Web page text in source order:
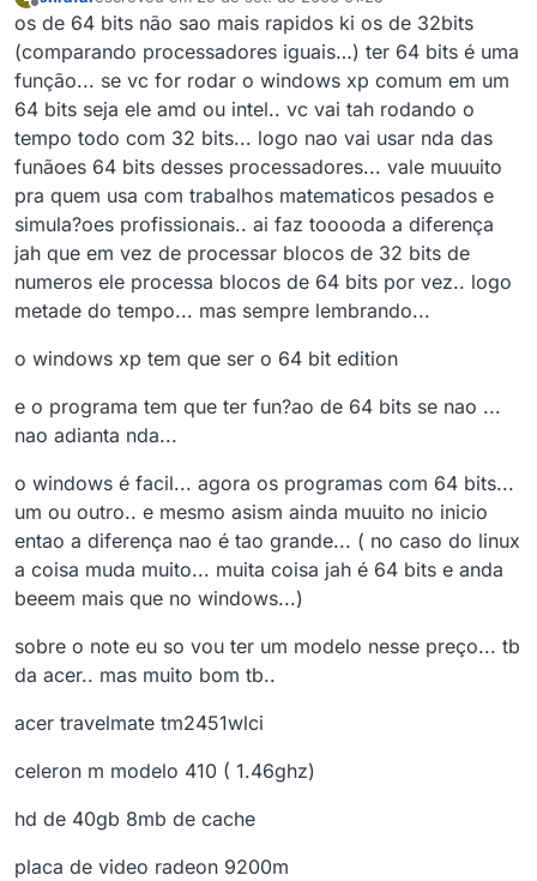
Offline última edição por
os de 64 bits não sao mais rapidos ki os de 32bits
(comparando processadores iguais…) ter 64 bits é uma
função... se vc for rodar o windows xp comum em um
64 bits seja ele amd ou intel.. vc vai tah rodando o
tempo todo com 32 bits... logo nao vai usar nda das
funãoes 64 bits desses processadores... vale muuuito
pra quem usa com trabalhos matematicos pesados e
simula?oes profissionais.. ai faz tooooda a diferença
jah que em vez de processar blocos de 32 bits de
numeros ele processa blocos de 64 bits por vez.. logo
metade do tempo... mas sempre lembrando...
o windows xp tem que ser o 64 bit edition
e o programa tem que ter fun?ao de 64 bits se nao ...
nao adianta nda...
o windows é facil... agora os programas com 64 bits...
um ou outro.. e mesmo asism ainda muuito no inicio
entao a diferença nao é tao grande... ( no caso do linux
a coisa muda muito... muita coisa jah é 64 bits e anda
beeem mais que no windows...)
sobre o note eu so vou ter um modelo nesse preço... tb
da acer.. mas muito bom tb..
acer travelmate tm2451wlci
celeron m modelo 410 ( 1.46ghz)
hd de 40gb 8mb de cache
placa de video radeon 9200m